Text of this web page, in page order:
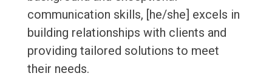
communication skills, [he/she] excels in
building relationships with clients and
providing tailored solutions to meet
their needs.